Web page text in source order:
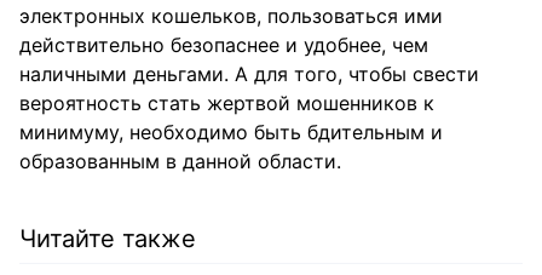
электронных кошельков, пользоваться ими
действительно безопаснее и удобнее, чем
наличными деньгами. А для того, чтобы свести
вероятность стать жертвой мошенников к
минимуму, необходимо быть бдительным и
образованным в данной области.
Читайте также